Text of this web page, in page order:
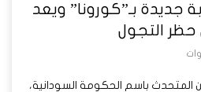
جديدة بـ”كورونا” ويعد
التجول
–24 مارس 2020 أعلن المتحدث باسم الحكومة السودانية،